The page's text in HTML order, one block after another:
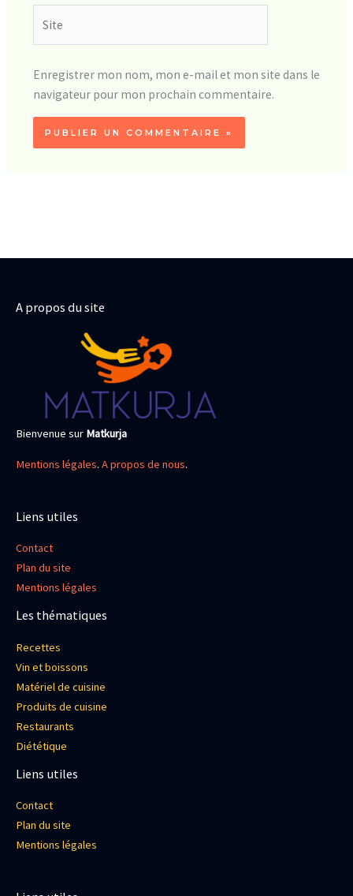
Enregistrer mon nom, mon e-mail et mon site dans le
navigateur pour mon prochain commentaire.
A propos du site
Bienvenue sur Matkurja
Mentions légales. A propos de nous.
Liens utiles
Contact
Plan du site
Mentions légales
Les thématiques
Recettes
Vin et boissons
Matériel de cuisine
Produits de cuisine
Restaurants
Diététique
Liens utiles
Contact
Plan du site
Mentions légales